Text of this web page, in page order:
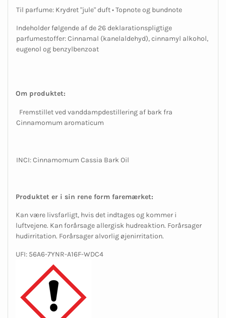
Til parfume: Krydret "jule" duft • Topnote og bundnote
Indeholder følgende af de 26 deklarationspligtige
parfumestoffer: Cinnamal (kanelaldehyd), cinnamyl alkohol,
eugenol og benzylbenzoat
Om produktet:
Fremstillet ved vanddampdestillering af bark fra
Cinnamomum aromaticum
INCI: Cinnamomum Cassia Bark Oil
Produktet er i sin rene form faremærket:
Kan være livsfarligt, hvis det indtages og kommer i
luftvejene. Kan forårsage allergisk hudreaktion. Forårsager
hudirritation. Forårsager alvorlig øjenirritation.
UFI: 56A6-7YNR-A16F-WDC4